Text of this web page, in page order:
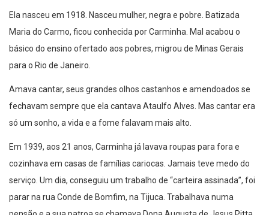
Ela nasceu em 1918. Nasceu mulher, negra e pobre. Batizada
Maria do Carmo, ficou conhecida por Carminha. Mal acabou o
básico do ensino ofertado aos pobres, migrou de Minas Gerais
para o Rio de Janeiro.
Amava cantar, seus grandes olhos castanhos e amendoados se
fechavam sempre que ela cantava Ataulfo Alves. Mas cantar era
só um sonho, a vida e a fome falavam mais alto.
Em 1939, aos 21 anos, Carminha já lavava roupas para fora e
cozinhava em casas de famílias cariocas. Jamais teve medo do
serviço. Um dia, conseguiu um trabalho de “carteira assinada”, foi
parar na rua Conde de Bomfim, na Tijuca. Trabalhava numa